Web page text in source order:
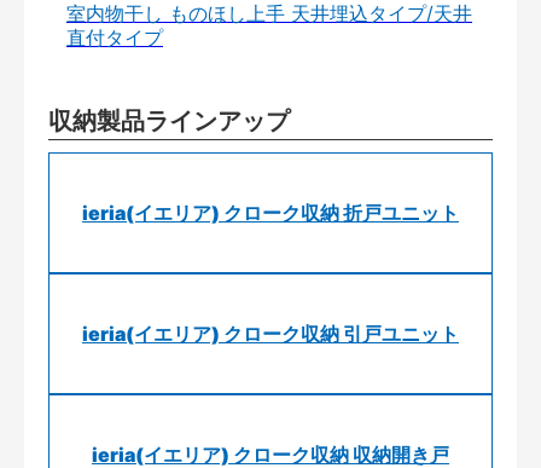
室内物干し ものほし上手 天井埋込タイプ/天井
直付タイプ
収納製品ラインアップ
ieria(イエリア) クローク収納 折戸ユニット
ieria(イエリア) クローク収納 引戸ユニット
ieria(イエリア) クローク収納 収納開き戸